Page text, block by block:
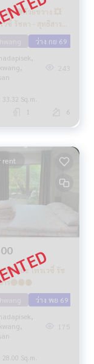
69 🔴ห้วยขวาง 💥
วซี่ รัชดา - สุทธิสาร🔴
ว่าง กย 69
243
33.32 Sq.m.
1 6
rent
💥เดอะ ไพรเวซี่ รัช
ร🔴🟢🟡
ว่าง พย 69
175
28.00 Sq.m.